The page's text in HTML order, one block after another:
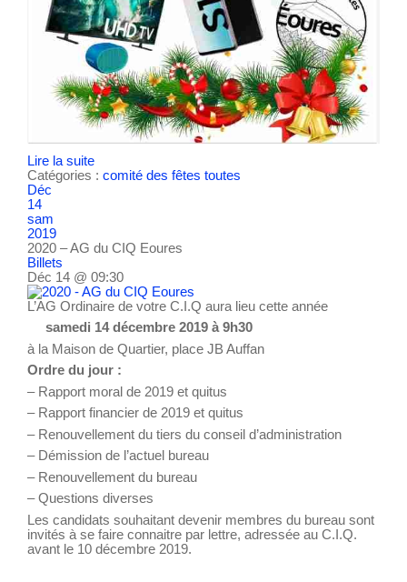
Lire la suite
Catégories : comité des fêtes toutes
Déc
14
sam
2019
2020 – AG du CIQ Eoures
Billets
Déc 14 @ 09:30
L’AG Ordinaire de votre C.I.Q aura lieu cette année
samedi 14 décembre 2019 à 9h30
à la Maison de Quartier, place JB Auffan
Ordre du jour :
– Rapport moral de 2019 et quitus
– Rapport financier de 2019 et quitus
– Renouvellement du tiers du conseil d’administration
– Démission de l’actuel bureau
– Renouvellement du bureau
– Questions diverses
Les candidats souhaitant devenir membres du bureau sont
invités à se faire connaitre par lettre, adressée au C.I.Q.
avant le 10 décembre 2019.